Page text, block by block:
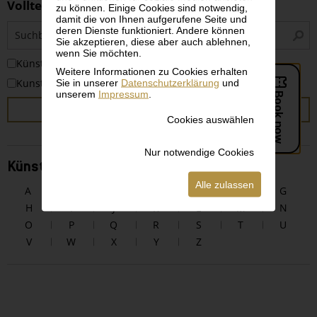
zu können. Einige Cookies sind notwendig,
damit die von Ihnen aufgerufene Seite und
deren Dienste funktioniert. Andere können
Sie akzeptieren, diese aber auch ablehnen,
wenn Sie möchten.
Weitere Informationen zu Cookies erhalten
Sie in unserer Datenschutzerklärung und
unserem Impressum
Cookies auswählen
Nur notwendige Cookies
Alle zulassen
Volltextsuche
KünstlerInnen
Kunstwerke
KünstlerInnen alphabetisch
A E F
G
H
I J K L M
N
O
P Q R S T
U
V
W X Y Z